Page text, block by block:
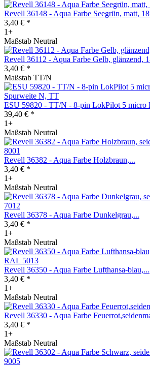
Revell 36148 - Aqua Farbe Seegrün, matt,
3,40 € *
1+
Maßstab Neutral
Revell 36112 - Aqua Farbe Gelb, glänzend,
3,40 € *
Maßstab TT/N
ESU 59820 - TT/N - 8-pin LokPilot 5 micro
39,40 € *
1+
Maßstab Neutral
Revell 36382 - Aqua Farbe Holzbraun,...
3,40 € *
1+
Maßstab Neutral
Revell 36378 - Aqua Farbe Dunkelgrau,...
3,40 € *
1+
Maßstab Neutral
Revell 36350 - Aqua Farbe Lufthansa-blau,...
3,40 € *
1+
Maßstab Neutral
Revell 36330 - Aqua Farbe
3,40 € *
1+
Maßstab Neutral